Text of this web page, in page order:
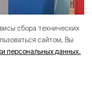
сбора технических
сайтом, Вы
персональных данных.